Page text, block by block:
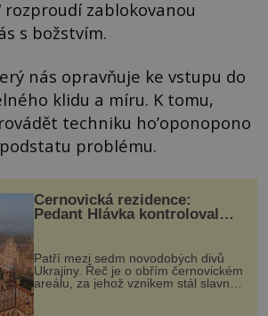
rozproudí zablokovanou
s božstvím.
nás opravňuje ke vstupu do
klidu a míru. K tomu,
techniku ho’oponopono
problému.
Černovická rezidence:
Pedant Hlávka kontroloval
Patří mezi sedm novodobých divů
Ukrajiny. Řeč je o obřím černovickém
areálu, za jehož vznikem stál slavný
český architekt Josef Hlávka. Ten si
na něm dal mimořádně záležet. Jeho